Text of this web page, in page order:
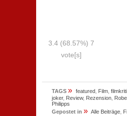
3.4 (68.57%) 7
vote[s]
TAGS » featured Film
joker, Review, Rezension
Philipps
Gepostet in » Alle Beiträge